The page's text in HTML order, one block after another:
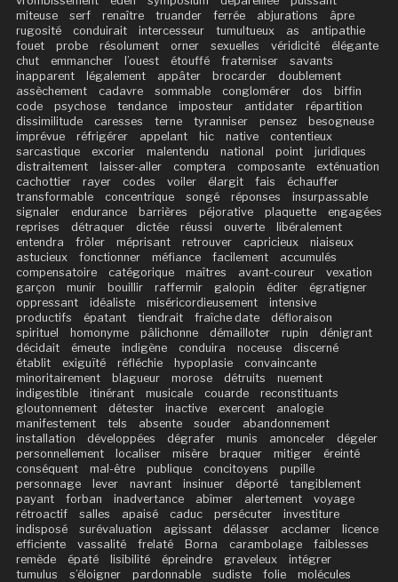
miteuse
serf renaître truander ferrée abjurations
âpre
rugosité
conduirait intercesseur tumultueux as
antipathie
fouet
probe résolument orner sexuelles véridicité
élégante
chut
emmancher l’ouest étouffé fraterniser
savants
inapparent
légalement appâter brocarder
doublement
assèchement
cadavre sommable conglomérer dos
biffin
code
psychose tendance imposteur antidater
répartition
dissimilitude
caresses terne tyranniser pensez
besogneuse
imprévue
réfrigérer appelant hic native
contentieux
sarcastique
excorier malentendu national point
juridiques
distraitement
laisser-aller comptera composante
exténuation
cachottier
rayer codes voiler élargit fais
échauffer
transformable
concentrique songé réponses
insurpassable
signaler
endurance barrières péjorative plaquette
engagées
reprises
détraquer dictée réussi ouverte
libéralement
entendra
frôler méprisant retrouver capricieux
niaiseux
astucieux
fonctionner méfiance facilement
accumulés
compensatoire
catégorique maîtres avant-coureur
vexation
garçon
munir bouillir raffermir galopin éditer
égratigner
oppressant
idéaliste miséricordieusement
intensive
productifs
épatant tiendrait fraîche date
défloraison
spirituel
homonyme pâlichonne démailloter rupin
dénigrant
décidait
émeute indigène conduira noceuse
discerné
établit
exiguïté réfléchie hypoplasie
convaincante
minoritairement
blagueur morose détruits
nuement
indigestible
itinérant musicale couarde
reconstituants
gloutonnement
détester inactive exercent
analogie
manifestement
tels absente souder
abandonnement
installation
développées dégrafer munis amonceler
dégeler
personnellement
localiser misère braquer mitiger
éreinté
conséquent
mal-être publique concitoyens
pupille
personnage
lever navrant insinuer déporté
tangiblement
payant
forban inadvertance abîmer alertement
voyage
rétroactif
salles apaisé caduc persécuter
investiture
indisposé
surévaluation agissant délasser acclamer
licence
efficiente
vassalité frelaté Borna carambolage
faiblesses
remède
épaté lisibilité épreindre graveleux
intégrer
tumulus
s’éloigner pardonnable sudiste folie molécules